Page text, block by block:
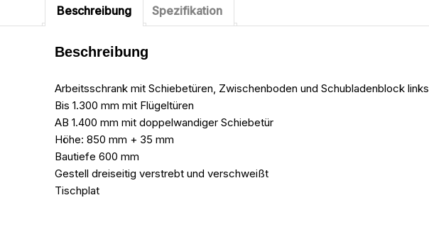
Beschreibung Spezifikation
Beschreibung
Arbeitsschrank mit Schiebetüren, Zwischenboden und Schubladenblock links
Bis 1.300 mm mit Flügeltüren
AB 1.400 mm mit doppelwandiger Schiebetür
Höhe: 850 mm + 35 mm
Bautiefe 600 mm
Gestell dreiseitig verstrebt und verschweißt
Tischplat